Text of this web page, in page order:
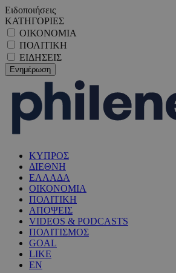
Ειδοποιήσεις
ΚΑΤΗΓΟΡΙΕΣ
ΟΙΚΟΝΟΜΙΑ
ΠΟΛΙΤΙΚΗ
ΕΙΔΗΣΕΙΣ
ΚΥΠΡΟΣ
ΔΙΕΘΝΗ
ΕΛΛΑΔΑ
ΟΙΚΟΝΟΜΙΑ
ΠΟΛΙΤΙΚΗ
ΑΠΟΨΕΙΣ
VIDEOS & PODCASTS
ΠΟΛΙΤΙΣΜΟΣ
GOAL
LIKE
EN